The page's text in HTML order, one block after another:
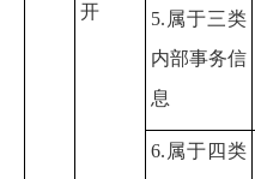
开
5.属于三类
内部事务信
息
6.属于四类